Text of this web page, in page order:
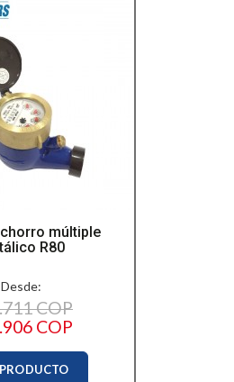
múltiple
R80
Desde:
COP
COP